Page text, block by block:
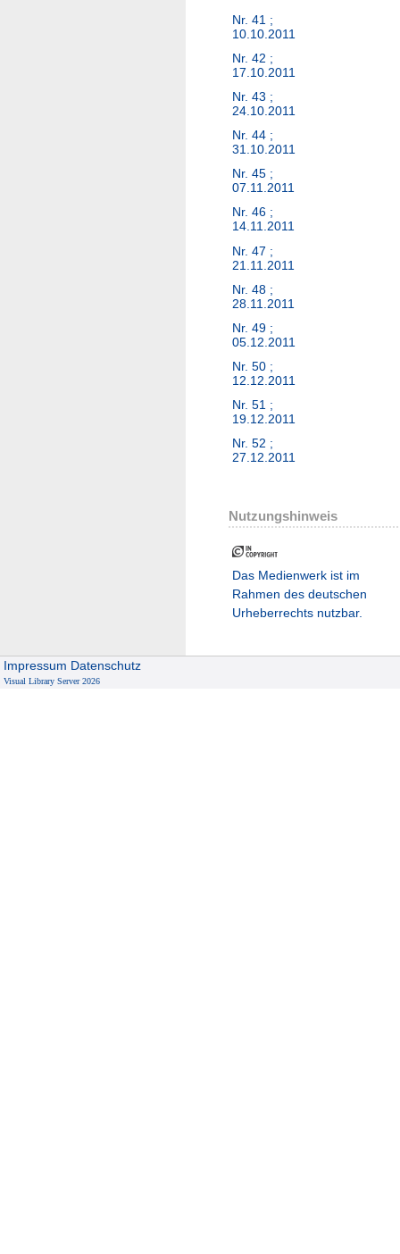
Nr. 41 ;
10.10.2011
Nr. 42 ;
17.10.2011
Nr. 43 ;
24.10.2011
Nr. 44 ;
31.10.2011
Nr. 45 ;
07.11.2011
Nr. 46 ;
14.11.2011
Nr. 47 ;
21.11.2011
Nr. 48 ;
28.11.2011
Nr. 49 ;
05.12.2011
Nr. 50 ;
12.12.2011
Nr. 51 ;
19.12.2011
Nr. 52 ;
27.12.2011
Nutzungshinweis
Das Medienwerk ist im
Rahmen des deutschen
Urheberrechts nutzbar.
Impressum Datenschutz
Visual Library Server 2026